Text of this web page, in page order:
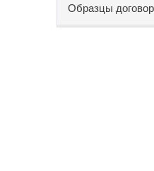
Образцы